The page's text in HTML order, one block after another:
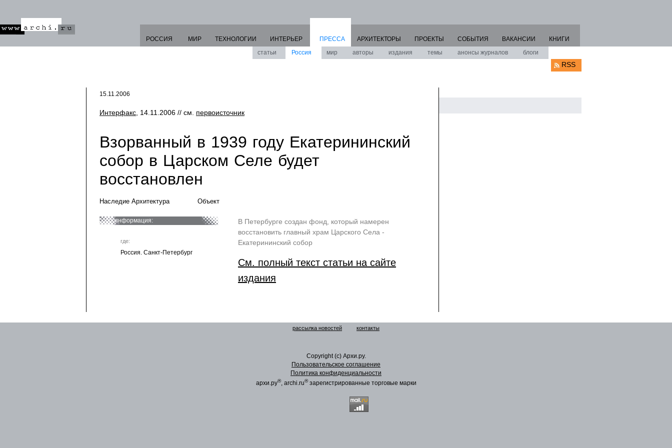
РОССИЯ МИР ТЕХНОЛОГИИ ИНТЕРЬЕР
ПРЕССА
статьи
Россия мир авторы издания темы анонсы журналов блоги
АРХИТЕКТОРЫ ПРОЕКТЫ СОБЫТИЯ ВАКАНСИИ КНИГИ
RSS
15.11.2006
Интерфакс , 14.11.2006 // см. первоисточник
Взорванный в 1939 году Екатерининский
собор в Царском Селе будет
восстановлен
Наследие Архитектура Объект
информация:
где:
Россия. Санкт-Петербург
В Петербурге создан фонд, который намерен
восстановить главный храм Царского Села -
Екатерининский собор
См. полный текст статьи на сайте
издания
рассылка новостей контакты
Copyright (c) Архи.ру.
Пользовательское соглашение
Политика конфиденциальности
архи.ру®, archi.ru®зарегистрированные торговые марки